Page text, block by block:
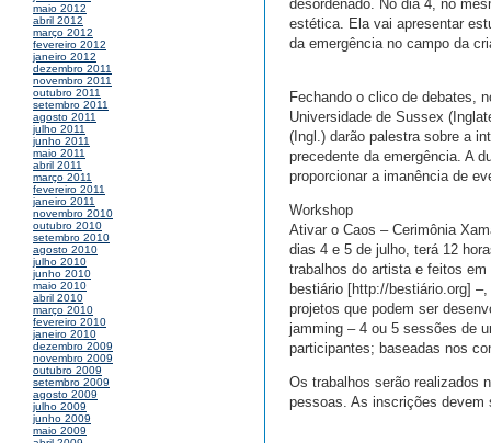
maio 2012
abril 2012
março 2012
fevereiro 2012
janeiro 2012
dezembro 2011
novembro 2011
outubro 2011
setembro 2011
agosto 2011
julho 2011
junho 2011
maio 2011
abril 2011
março 2011
fevereiro 2011
janeiro 2011
novembro 2010
outubro 2010
setembro 2010
agosto 2010
julho 2010
junho 2010
maio 2010
abril 2010
março 2010
fevereiro 2010
janeiro 2010
dezembro 2009
novembro 2009
outubro 2009
setembro 2009
agosto 2009
julho 2009
junho 2009
maio 2009
desordenado. No dia 4, no
estética. Ela vai apresentar
da emergência no campo da
Fechando o clico de debates,
Universidade de Sussex
(Ingl.) darão palestra sobre a
precedente da emergência. A
proporcionar a imanência de
Workshop
Ativar o Caos – Cerimônia
dias 4 e 5 de julho, terá 12
trabalhos do artista e feitos
bestiário [http://bestiário.org]
projetos que podem ser
jamming – 4 ou 5 sessões de
participantes; baseadas nos
Os trabalhos serão realizados
pessoas. As inscrições devem